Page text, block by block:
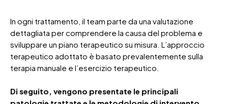
In ogni trattamento, il team parte da una valutazione
dettagliata per comprendere la causa del problema e
sviluppare un piano terapeutico su misura. L’approccio
terapeutico adottato è basato prevalentemente sulla
terapia manuale e l’esercizio terapeutico.
Di seguito, vengono presentate le principali